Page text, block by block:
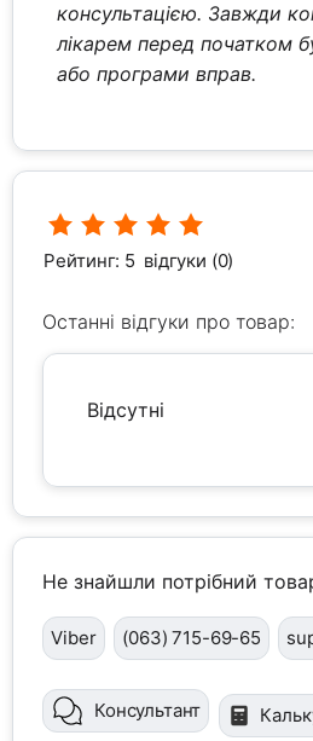
консультацією. Завжди
лікарем перед початком
або програми вправ.
Рейтинг: 5 відгуки (0)
Останні відгуки про товар:
Відсутні
Не знайшли потрібний
Viber (063) 715-69-65
Консультант